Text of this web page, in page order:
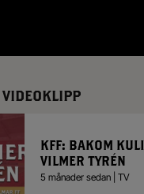
KFF: BAKOM
VILMER TYRÉN
5 månader sedan | TV